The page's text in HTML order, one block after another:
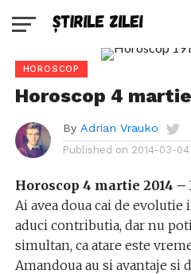
HOROSCOP
Horoscop 4
By Adrian Vrauko
Published on 2014-03-
Horoscop 4 martie 2014 –
Ai avea doua cai de
aduci contributia, dar nu
simultan, ca atare este
Amandoua au si avantaje si